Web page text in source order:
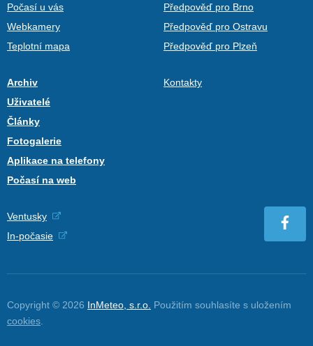
Počasí u vás
Webkamery
Teplotní mapa
Předpověď pro Brno
Předpověď pro Ostravu
Předpověď pro Plzeň
Archiv
Uživatelé
Články
Fotogalerie
Aplikace na telefony
Počasí na web
Kontakty
Ventusky
In-počasie
Copyright © 2026 InMeteo, s.r.o. Použitím souhlasíte s uložením
cookies.